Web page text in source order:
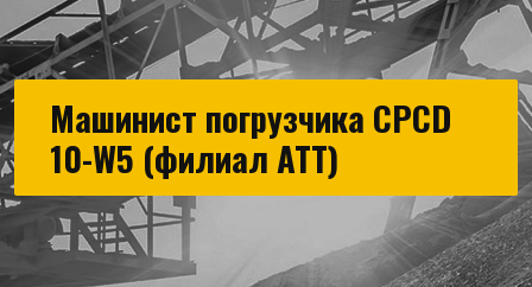
Машинист погрузчика CPCD
10-W5 (филиал АТТ)